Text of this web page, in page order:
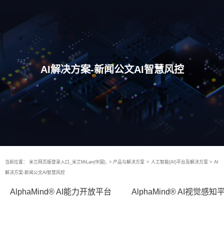
AI解决方案-新闻公文AI智慧风控
当前位置： 米兰网页版登录入口_米兰MiLan(中国), > 产品与解决方案 > 人工智能(AI)平台及解决方案 > AI
解决方案-新闻公文AI智慧风控
AlphaMind® AI能力开放平台 AlphaMind® AI视觉感知